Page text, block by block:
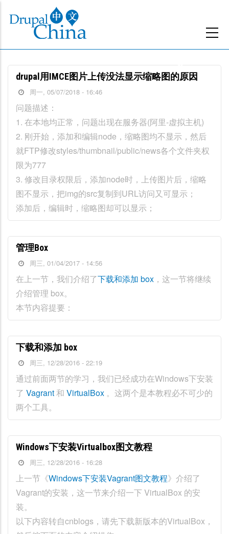
主
要
drupal用IMCE图片上传没法显示缩略图的原因
周一, 05/07/2018 - 16:46
问题描述：
1. 在本地均正常，问题出现在服务器(阿里-虚拟主机)
2. 刚开始，添加和编辑node，缩略图均不显示，然后
就FTP修改styles/thumbnail/public/news各个文件夹权
限为777
3. 修改目录权限后，添加node时，上传图片后，缩略
图不显示，把img的src复制到URL访问又可显示；
添加后，编辑时，缩略图却可以显示；
管理Box
周三, 01/04/2017 - 14:56
在上一节，我们介绍了下载和添加 box ，这一节将继续
介绍管理 box。
本节内容提要：
下载和添加 box
周三, 12/28/2016 - 22:19
通过前面两节的学习，我们已经成功在Windows下安装
了 Vagrant和 VirtualBox 。这两个是本教程必不可少的
两个工具。
Windows下安装Virtualbox图文教程
周三, 12/28/2016 - 16:28
上一节《Windows下安装Vagrant图文教程》介绍了
Vagrant的安装，这一节来介绍一下 VirtualBox 的安
装。
以下内容转自cnblogs，请先下载新版本的VirtualBox，